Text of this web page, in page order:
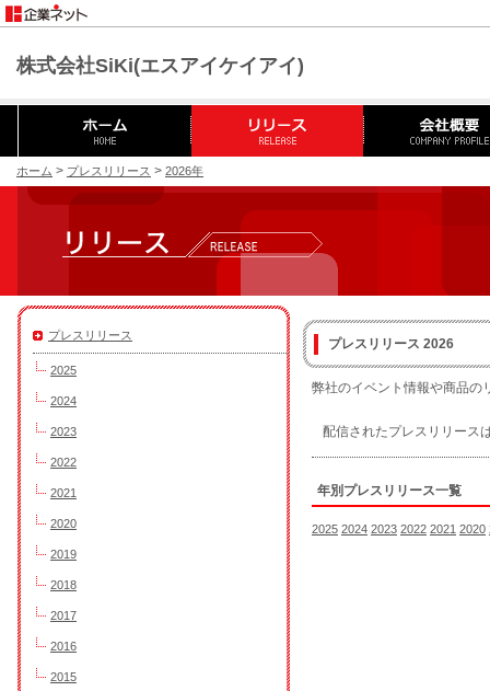
株式会社SiKi(エスアイケイアイ)
ホーム > プレスリリース > 2026年
プレスリリース
2025
2024
2023
2022
2021
2020
2019
2018
2017
2016
2015
プレスリリース 2026
弊社のイベント情報や商品の
配信されたプレスリリース
年別プレスリリース一覧
2025 2024 2023 2022 2021 2020